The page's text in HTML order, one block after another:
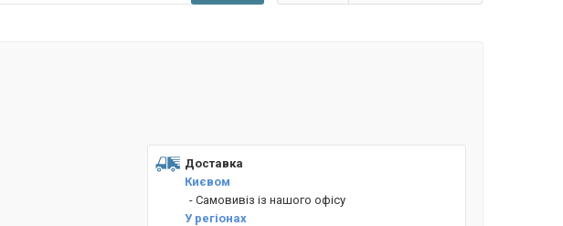
Доставка
Києвом
- Cамовивіз із нашого офісу
У регіонах